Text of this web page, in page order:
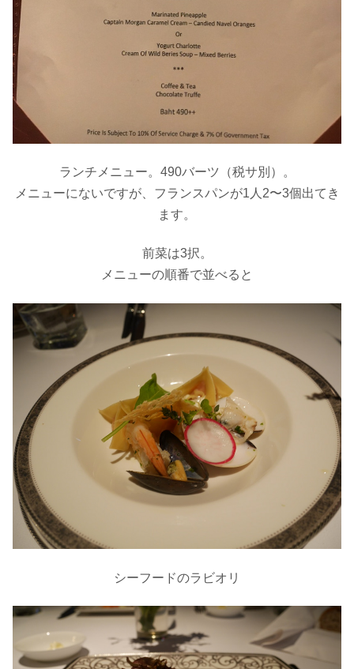
ランチメニュー。490バーツ（税サ別）。
メニューにないですが、フランスパンが1人2〜3個出てき
ます。
前菜は3択。
メニューの順番で並べると
シーフードのラビオリ